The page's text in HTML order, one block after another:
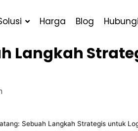
Harga Blog
Langkah
Sebuah Langkah Strategis untuk